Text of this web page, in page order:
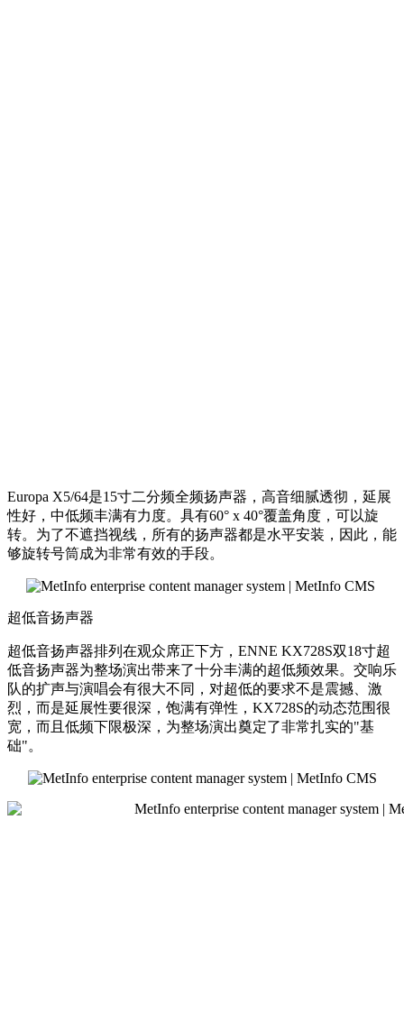
Europa X5/64是15寸二分频全频扬声器，高音细腻透彻，延展
性好，中低频丰满有力度。具有60° x 40°覆盖角度，可以旋
转。为了不遮挡视线，所有的扬声器都是水平安装，因此，能
够旋转号筒成为非常有效的手段。
超低音扬声器
超低音扬声器排列在观众席正下方，ENNE KX728S双18寸超
低音扬声器为整场演出带来了十分丰满的超低频效果。交响乐
队的扩声与演唱会有很大不同，对超低的要求不是震撼、激
烈，而是延展性要很深，饱满有弹性，KX728S的动态范围很
宽，而且低频下限极深，为整场演出奠定了非常扎实的"基
础"。